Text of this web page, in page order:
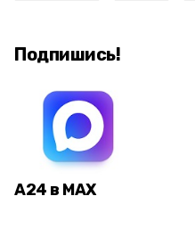
Подпишись!
А24 в MAX